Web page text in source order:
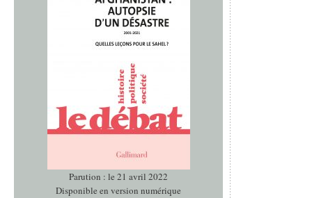
Parution : le 21 avril 2022
Disponible en version numérique